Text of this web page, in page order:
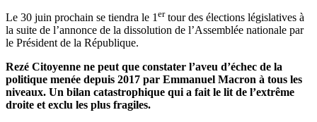
Le 30 juin prochain se tiendra le 1 ertour des élections législatives à
la suite de l’annonce de la dissolution de l’Assemblée nationale par
le Président de la République.
Rezé Citoyenne ne peut que constater l’aveu d’échec de la
politique menée depuis 2017 par Emmanuel Macron à tous les
niveaux. Un bilan catastrophique qui a fait le lit de l’extrême
droite et exclu les plus fragiles.